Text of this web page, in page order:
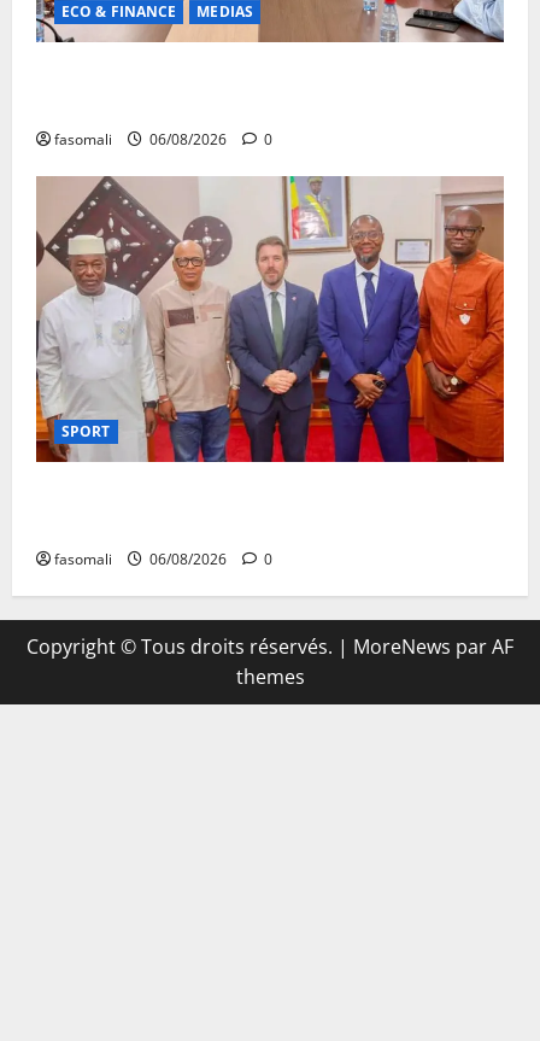
ECO & FINANCE MEDIAS
fasomali 06/08/2026 0
SPORT
fasomali 06/08/2026 0
Copyright © Tous droits réservés. | MoreNews par AF
themes